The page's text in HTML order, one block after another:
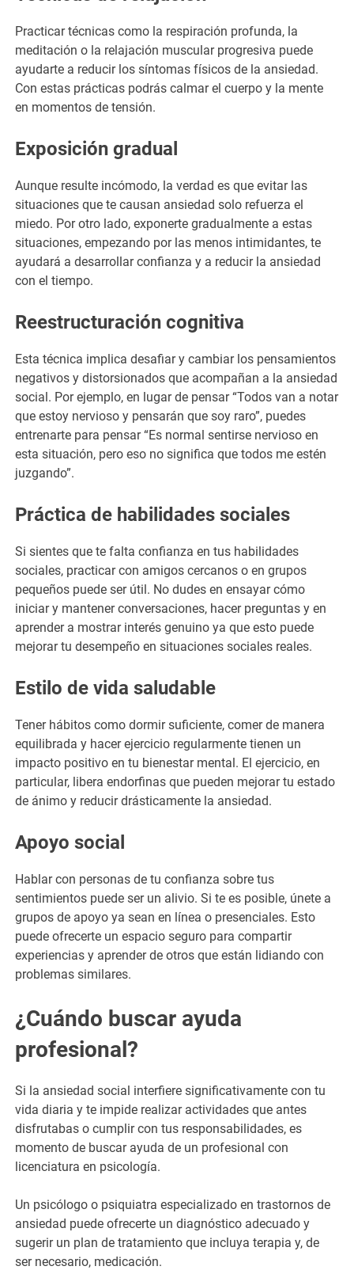
Practicar técnicas como la respiración profunda, la
meditación o la relajación muscular progresiva puede
ayudarte a reducir los síntomas físicos de la ansiedad.
Con estas prácticas podrás calmar el cuerpo y la mente
en momentos de tensión.
Exposición gradual
Aunque resulte incómodo, la verdad es que evitar las
situaciones que te causan ansiedad solo refuerza el
miedo. Por otro lado, exponerte gradualmente a estas
situaciones, empezando por las menos intimidantes, te
ayudará a desarrollar confianza y a reducir la ansiedad
con el tiempo.
Reestructuración cognitiva
Esta técnica implica desafiar y cambiar los pensamientos
negativos y distorsionados que acompañan a la ansiedad
social. Por ejemplo, en lugar de pensar “Todos van a notar
que estoy nervioso y pensarán que soy raro”, puedes
entrenarte para pensar “Es normal sentirse nervioso en
esta situación, pero eso no significa que todos me estén
juzgando”.
Práctica de habilidades sociales
Si sientes que te falta confianza en tus habilidades
sociales, practicar con amigos cercanos o en grupos
pequeños puede ser útil. No dudes en ensayar cómo
iniciar y mantener conversaciones, hacer preguntas y en
aprender a mostrar interés genuino ya que esto puede
mejorar tu desempeño en situaciones sociales reales.
Estilo de vida saludable
Tener hábitos como dormir suficiente, comer de manera
equilibrada y hacer ejercicio regularmente tienen un
impacto positivo en tu bienestar mental. El ejercicio, en
particular, libera endorfinas que pueden mejorar tu estado
de ánimo y reducir drásticamente la ansiedad.
Apoyo social
Hablar con personas de tu confianza sobre tus
sentimientos puede ser un alivio. Si te es posible, únete a
grupos de apoyo ya sean en línea o presenciales. Esto
puede ofrecerte un espacio seguro para compartir
experiencias y aprender de otros que están lidiando con
problemas similares.
¿Cuándo buscar ayuda
profesional?
Si la ansiedad social interfiere significativamente con tu
vida diaria y te impide realizar actividades que antes
disfrutabas o cumplir con tus responsabilidades, es
momento de buscar ayuda de un profesional con
licenciatura en psicología.
Un psicólogo o psiquiatra especializado en trastornos de
ansiedad puede ofrecerte un diagnóstico adecuado y
sugerir un plan de tratamiento que incluya terapia y, de
ser necesario, medicación.